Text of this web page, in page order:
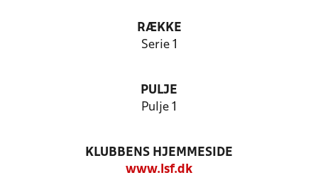
RÆKKE
Serie 1
PULJE
Pulje 1
KLUBBENS HJEMMESIDE
www.lsf.dk